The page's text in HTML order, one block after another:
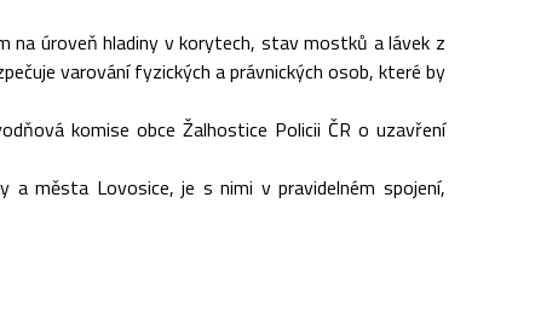
na úroveň hladiny v korytech, stav mostků a lávek z
varování fyzických a právnických osob, které by
komise obce Žalhostice Policii ČR o uzavření
a města Lovosice, je s nimi v pravidelném spojení,